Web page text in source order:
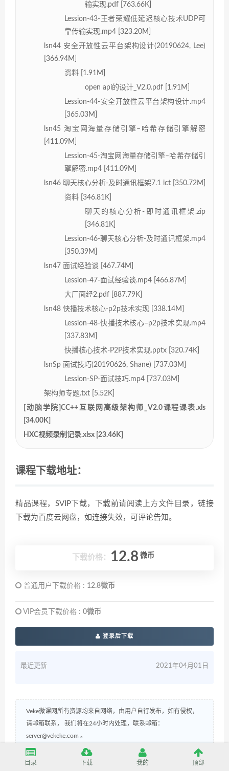
输实现.pdf [763.66K]
Lession-43-王者荣耀低延迟核心技术UDP可
靠传输实现.mp4 [323.20M]
lsn44 安全开放性云平台架构设计(20190624, Lee)
[366.94M]
资料 [1.91M]
open api的设计_V2.0.pdf [1.91M]
Lession-44-安全开放性云平台架构设计.mp4
[365.03M]
lsn45 淘宝网海量存储引擎–哈希存储引擎解密
[411.09M]
Lession-45-淘宝网海量存储引擎–哈希存储引
擎解密.mp4 [411.09M]
lsn46 聊天核心分析-及时通讯框架7.1 ict [350.72M]
资料 [346.81K]
聊天的核心分析-即时通讯框架.zip
[346.81K]
Lession-46-聊天核心分析-及时通讯框架.mp4
[350.39M]
lsn47 面试经验谈 [467.74M]
Lession-47-面试经验谈.mp4 [466.87M]
大厂面经2.pdf [887.79K]
lsn48 快播技术核心-p2p技术实现 [338.14M]
Lession-48-快播技术核心–p2p技术实现.mp4
[337.83M]
快播核心技术-P2P技术实现.pptx [320.74K]
lsnSp 面试技巧(20190626, Shane) [737.03M]
Lession-SP-面试技巧.mp4 [737.03M]
架构师专题.txt [5.52K]
[动脑学院]CC++互联网高级架构师_V2.0课程课表.xls
[34.00K]
HXC视频录制记录.xlsx [23.46K]
课程下载地址：
精品课程，SVIP下载，下载前请阅读上方文件目录，链接
下载为百度云网盘，如连接失效，可评论告知。
下载价格： 12.8 微币
普通用户下载价格 : 12.8微币
VIP会员下载价格 : 0微币
登录后下载
最近更新 2021年04月01日
Veke微课网所有资源均来自网络，由用户自行发布，如有侵权，
请邮箱联系， 我们将在24小时内处理，联系邮箱：
server@vekeke.com 。
Veke微课网
动脑：C/C++ Linux服务器开发/高级架构师课程
(34.34G)
目录 下载 我的 顶部